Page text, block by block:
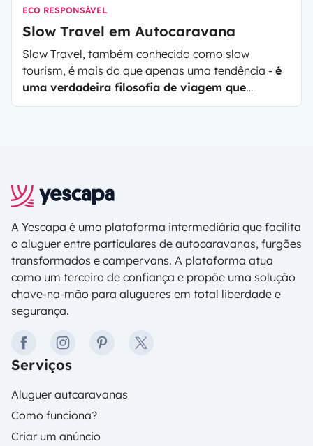
ECO RESPONSÁVEL
Slow Travel em Autocaravana
Slow Travel, também conhecido como slow
tourism, é mais do que apenas uma tendência - é
uma verdadeira filosofia de viagem que
convida todos a trocar a correria caótica das
carrinha convertida - aproveitando o tempo para
realmente absorver o mundo ao seu redor, uma
paisagem de cada vez!
A Yescapa é uma plataforma intermediária que facilita
o aluguer entre particulares de autocaravanas, furgões
transformados e campervans. A plataforma atua
como um terceiro de confiança e propõe uma solução
chave-na-mão para alugueres em total liberdade e
segurança.
facebookinstagrampinteresttwitter
Serviços
Aluguer autcaravanas
Como funciona?
Criar um anúncio